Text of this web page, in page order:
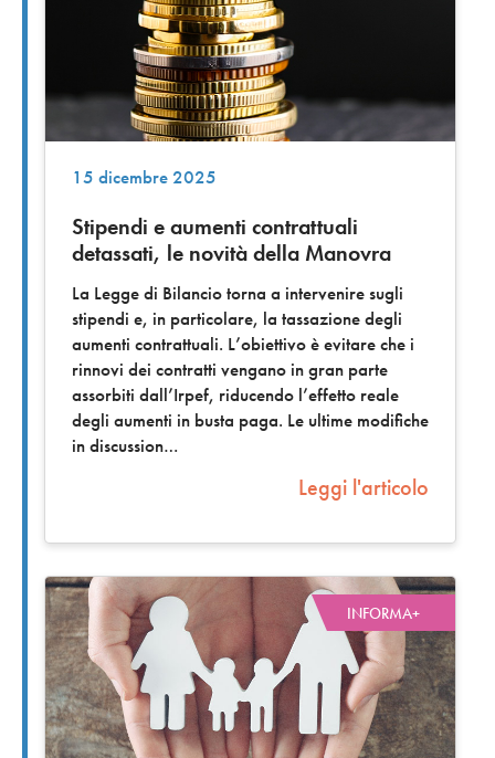
15 dicembre 2025
Stipendi e aumenti contrattuali
detassati, le novità della Manovra
La Legge di Bilancio torna a intervenire sugli
stipendi e, in particolare, la tassazione degli
aumenti contrattuali. L’obiettivo è evitare che i
rinnovi dei contratti vengano in gran parte
assorbiti dall’Irpef, riducendo l’effetto reale
degli aumenti in busta paga. Le ultime modifiche
in discussion
Leggi l'articolo
INFORMA+